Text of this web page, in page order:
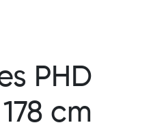
PHD
cm